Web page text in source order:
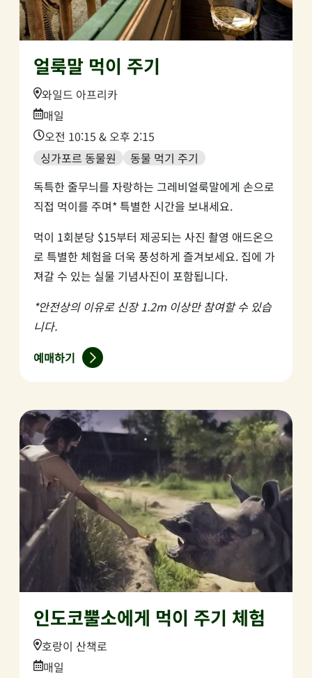
얼룩말 먹이 주기
Location:
와일드 아프리카
Date:
매일
Time:
오전 10:15 & 오후 2:15
싱가포르 동물원
동물 먹기 주기
독특한 줄무늬를 자랑하는 그레비얼룩말에게 손으로
직접 먹이를 주며* 특별한 시간을 보내세요.
먹이 1회분당 $15부터 제공되는 사진 촬영 애드온으
로 특별한 체험을 더욱 풍성하게 즐겨보세요. 집에 가
져갈 수 있는 실물 기념사진이 포함됩니다.
*안전상의 이유로 신장 1.2m 이상만 참여할 수 있습
니다.
예매하기
인도코뿔소에게 먹이 주기 체험
Location:
호랑이 산책로
Date:
매일